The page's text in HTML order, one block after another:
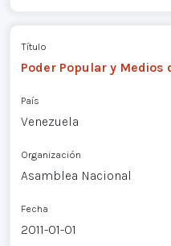
Título
Poder Popular y Medios
País
Venezuela
Organización
Asamblea Nacional
Fecha
2011-01-01